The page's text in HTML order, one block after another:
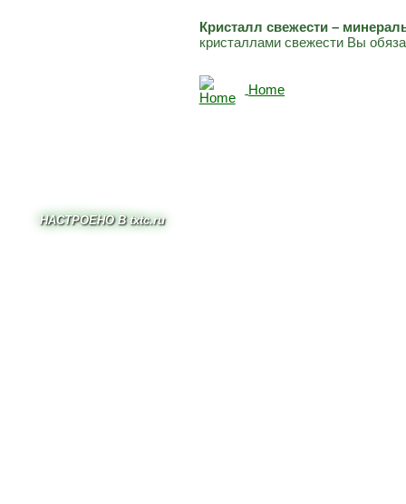
Кристалл свежести –
кристаллами свежести Вы
Home
HACTPOEHO B txtc.ru